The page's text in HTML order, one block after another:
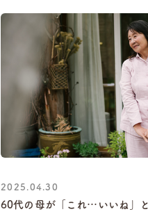
2025.04.30
60代の母が「これ…いいね」